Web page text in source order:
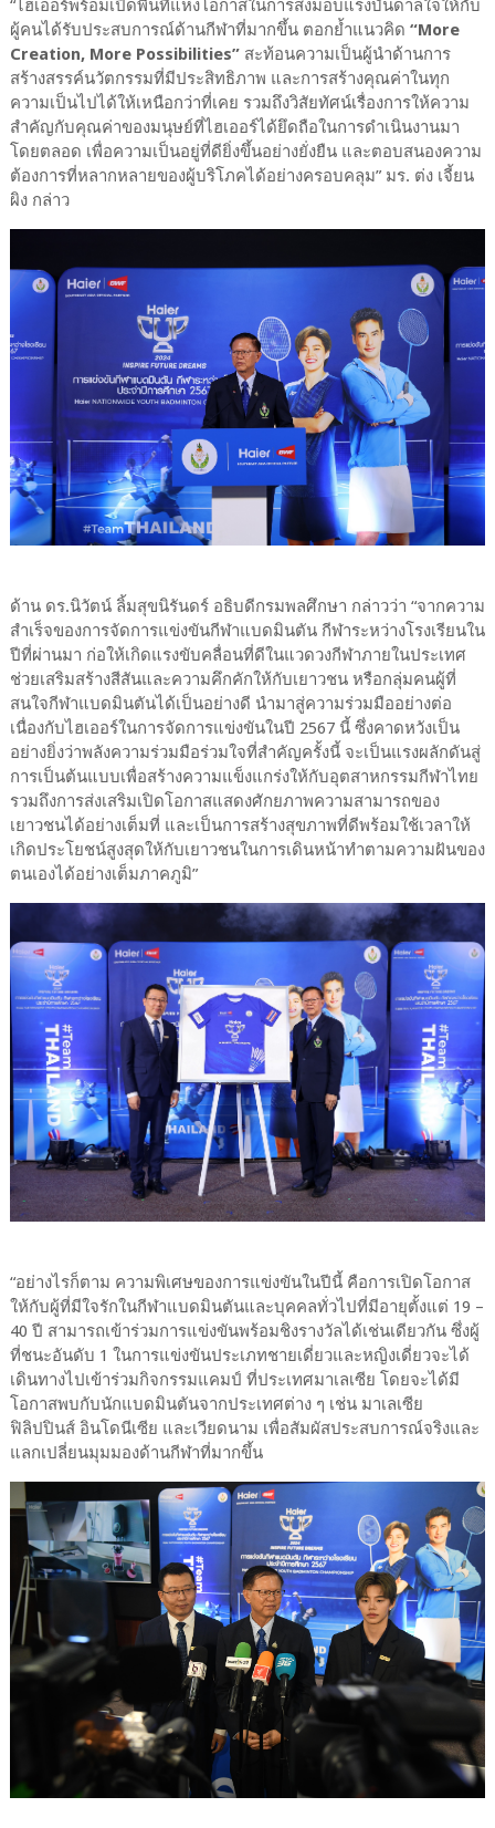
“ไฮเออร์พร้อมเปิดพื้นที่แห่งโอกาสในการส่งมอบแรงบันดาลใจให้กับ
ผู้คนได้รับประสบการณ์ด้านกีฬาที่มากขึ้น ตอกย้ำแนวคิด “More
Creation, More Possibilities”สะท้อนความเป็นผู้นำด้านการ
สร้างสรรค์นวัตกรรมที่มีประสิทธิภาพ และการสร้างคุณค่าในทุก
ความเป็นไปได้ให้เหนือกว่าที่เคย รวมถึงวิสัยทัศน์เรื่องการให้ความ
สำคัญกับคุณค่าของมนุษย์ที่ไฮเออร์ได้ยึดถือในการดำเนินงานมา
โดยตลอด เพื่อความเป็นอยู่ที่ดียิ่งขึ้นอย่างยั่งยืน และตอบสนองความ
ต้องการที่หลากหลายของผู้บริโภคได้อย่างครอบคลุม” มร. ต่ง เจี้ยน
ผิง กล่าว
ด้าน ดร.นิวัตน์ ลิ้มสุขนิรันดร์ อธิบดีกรมพลศึกษา กล่าวว่า “จากความ
สำเร็จของการจัดการแข่งขันกีฬาแบดมินตัน กีฬาระหว่างโรงเรียนใน
ปีที่ผ่านมา ก่อให้เกิดแรงขับคลื่อนที่ดีในแวดวงกีฬาภายในประเทศ
ช่วยเสริมสร้างสีสันและความคึกคักให้กับเยาวชน หรือกลุ่มคนผู้ที่
สนใจกีฬาแบดมินตันได้เป็นอย่างดี นำมาสู่ความร่วมมืออย่างต่อ
เนื่องกับไฮเออร์ในการจัดการแข่งขันในปี 2567 นี้ ซึ่งคาดหวังเป็น
อย่างยิ่งว่าพลังความร่วมมือร่วมใจที่สำคัญครั้งนี้ จะเป็นแรงผลักดันสู่
การเป็นต้นแบบเพื่อสร้างความแข็งแกร่งให้กับอุตสาหกรรมกีฬาไทย
รวมถึงการส่งเสริมเปิดโอกาสแสดงศักยภาพความสามารถของ
เยาวชนได้อย่างเต็มที่ และเป็นการสร้างสุขภาพที่ดีพร้อมใช้เวลาให้
เกิดประโยชน์สูงสุดให้กับเยาวชนในการเดินหน้าทำตามความฝันของ
ตนเองได้อย่างเต็มภาคภูมิ”
“อย่างไรก็ตาม ความพิเศษของการแข่งขันในปีนี้ คือการเปิดโอกาส
ให้กับผู้ที่มีใจรักในกีฬาแบดมินตันและบุคคลทั่วไปที่มีอายุตั้งแต่ 19 –
40 ปี สามารถเข้าร่วมการแข่งขันพร้อมชิงรางวัลได้เช่นเดียวกัน ซึ่งผู้
ที่ชนะอันดับ 1 ในการแข่งขันประเภทชายเดี่ยวและหญิงเดี่ยวจะได้
เดินทางไปเข้าร่วมกิจกรรมแคมป์ ที่ประเทศมาเลเซีย โดยจะได้มี
โอกาสพบกับนักแบดมินตันจากประเทศต่าง ๆ เช่น มาเลเซีย
ฟิลิปปินส์ อินโดนีเซีย และเวียดนาม เพื่อสัมผัสประสบการณ์จริงและ
แลกเปลี่ยนมุมมองด้านกีฬาที่มากขึ้น